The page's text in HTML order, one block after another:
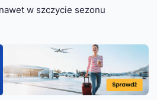
w szczycie sezonu